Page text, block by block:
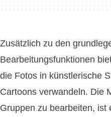
Zusätzlich zu den
Bearbeitungsfunktionen
die Fotos in künstlerische
Cartoons verwandeln. Die
Gruppen zu bearbeiten, ist